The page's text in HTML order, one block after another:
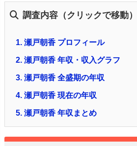
調査内容（クリックで移動）
1. 瀬戸朝香 プロフィール
2. 瀬戸朝香 年収・収入グラフ
3. 瀬戸朝香 全盛期の年収
4. 瀬戸朝香 現在の年収
5. 瀬戸朝香 年収まとめ